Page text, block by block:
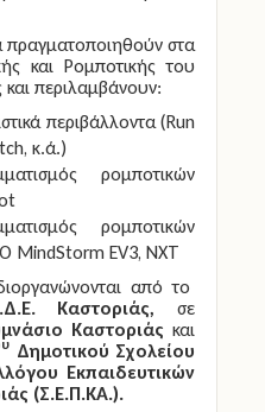
στα
και Ρομποτικής του
περιλαμβάνουν:
περιβάλλοντα (Run
κ.ά.)
ρομποτικών
ρομποτικών
MindStorm EV3, NXT
από το
Καστοριάς, σε
Καστοριάς και
Δημοτικού Σχολείου
Εκπαιδευτικών
(Σ.Ε.Π.ΚΑ.).